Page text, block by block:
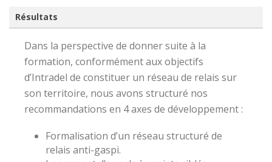
Résultats
Dans la perspective de donner suite à la
formation, conformément aux objectifs
d’Intradel de constituer un réseau de relais sur
son territoire, nous avons structuré nos
recommandations en 4 axes de développement :
Formalisation d’un réseau structuré de
relais anti-gaspi.